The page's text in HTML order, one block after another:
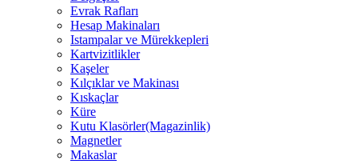
Evrak Rafları
Hesap Makinaları
Istampalar ve Mürekkepleri
Kartvizitlikler
Kaşeler
Kılçıklar ve Makinası
Kıskaçlar
Küre
Kutu Klasörler(Magazinlik)
Magnetler
Makaslar